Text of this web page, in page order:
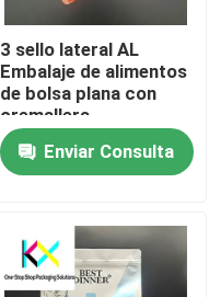
3 sello lateral AL
Embalaje de alimentos
de bolsa plana con
cremallera
Enviar Consulta